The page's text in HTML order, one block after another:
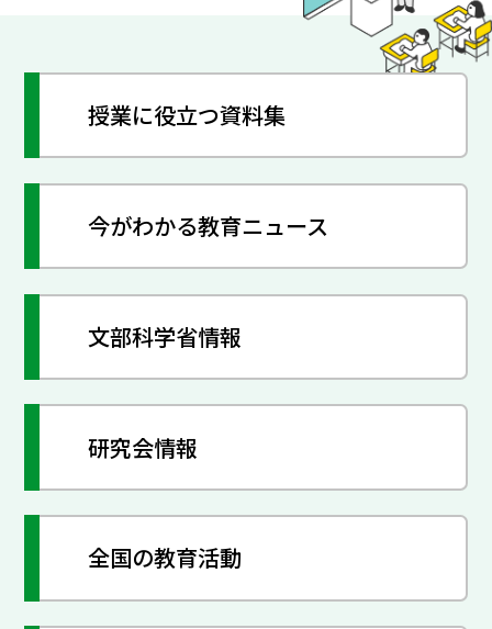
授業に役立つ資料集
今がわかる教育ニュース
文部科学省情報
研究会情報
全国の教育活動